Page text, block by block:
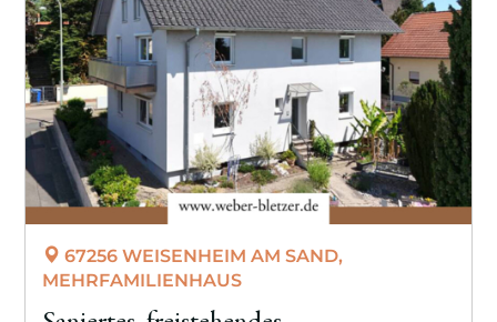
67256 WEISENHEIM AM SAND,
MEHRFAMILIENHAUS